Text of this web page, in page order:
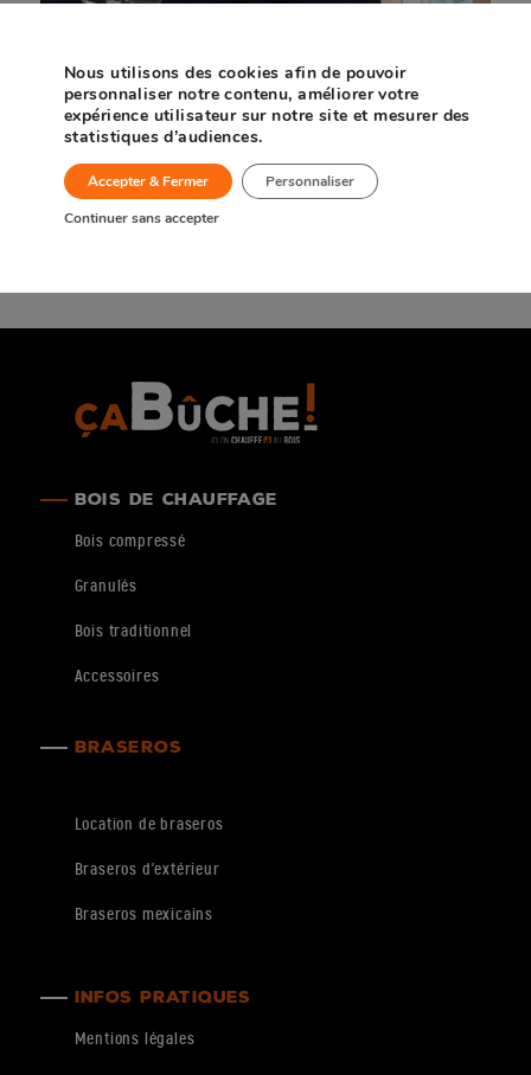
BOIS DE CHAUFFAGE
Bois compressé
Granulés
Bois traditionnel
Accessoires
BRASEROS
Location de braseros
Braseros d’extérieur
Braseros mexicains
INFOS PRATIQUES
Mentions légales
Nous utilisons des cookies afin de pouvoir
personnaliser notre contenu, améliorer votre
expérience utilisateur sur notre site et mesurer des
statistiques d’audiences.
Accepter & Fermer
Continuer sans accepter
Personnaliser